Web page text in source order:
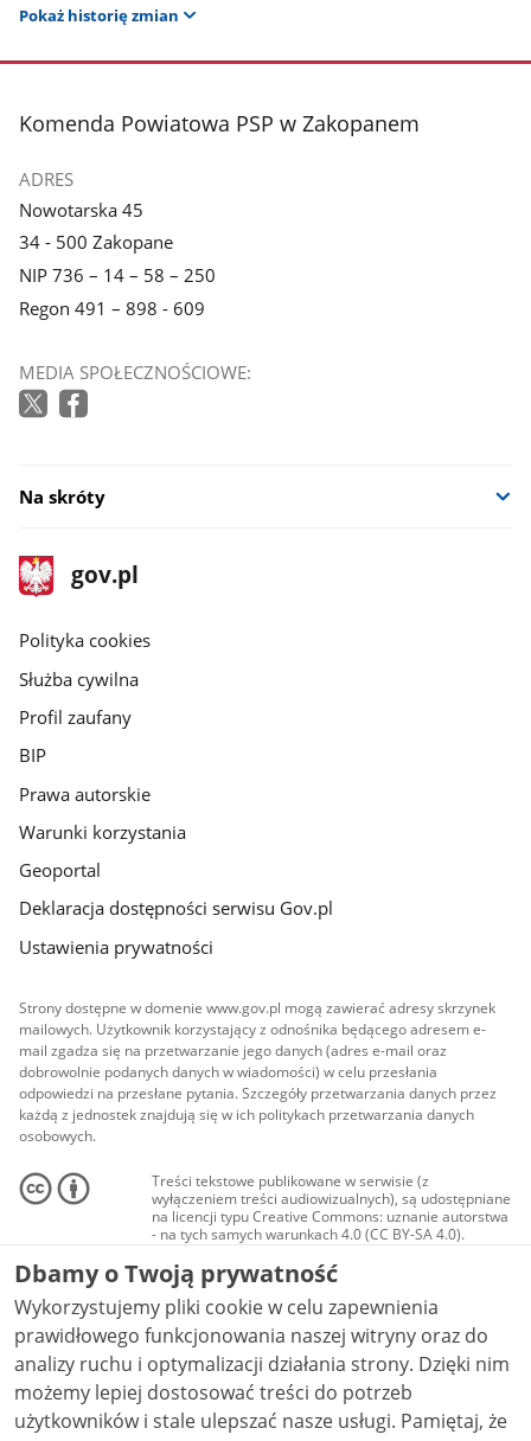
Pokaż historię zmian
stopka
Komenda Powiatowa PSP w Zakopanem
ADRES
Nowotarska 45
34 - 500 Zakopane
NIP 736 – 14 – 58 – 250
Regon 491 – 898 - 609
MEDIA SPOŁECZNOŚCIOWE:
Na skróty
stopka
gov.pl
Strona
gov.pl
gov.pl
Polityka cookies
Służba cywilna
Profil zaufany
BIP
Prawa autorskie
Warunki korzystania
Geoportal
Deklaracja dostępności serwisu Gov.pl
Ustawienia prywatności
Strony dostępne w domenie www.gov.pl mogą zawierać adresy skrzynek
mailowych. Użytkownik korzystający z odnośnika będącego adresem e-
mail zgadza się na przetwarzanie jego danych (adres e-mail oraz
dobrowolnie podanych danych w wiadomości) w celu przesłania
odpowiedzi na przesłane pytania. Szczegóły przetwarzania danych przez
każdą z jednostek znajdują się w ich politykach przetwarzania danych
osobowych.
Treści tekstowe publikowane w serwisie (z
wyłączeniem treści audiowizualnych), są udostępniane
na licencji typu Creative Commons: uznanie autorstwa
- na tych samych warunkach 4.0 (CC BY-SA 4.0).
Materiały audiowizualne, w tym zdjęcia, materiały
audio i wideo, są udostępniane na licencji typu
Creative Commons: uznanie autorstwa użycie
niekomercyjne - bez utworów zależnych 4.0 (CC BY-
NC-ND 4.0), o ile nie jest to stwierdzone inaczej.
Dbamy o Twoją prywatność
Wykorzystujemy pliki cookie w celu zapewnienia
prawidłowego funkcjonowania naszej witryny oraz do
analizy ruchu i optymalizacji działania strony. Dzięki nim
możemy lepiej dostosować treści do potrzeb
użytkowników i stale ulepszać nasze usługi. Pamiętaj, że